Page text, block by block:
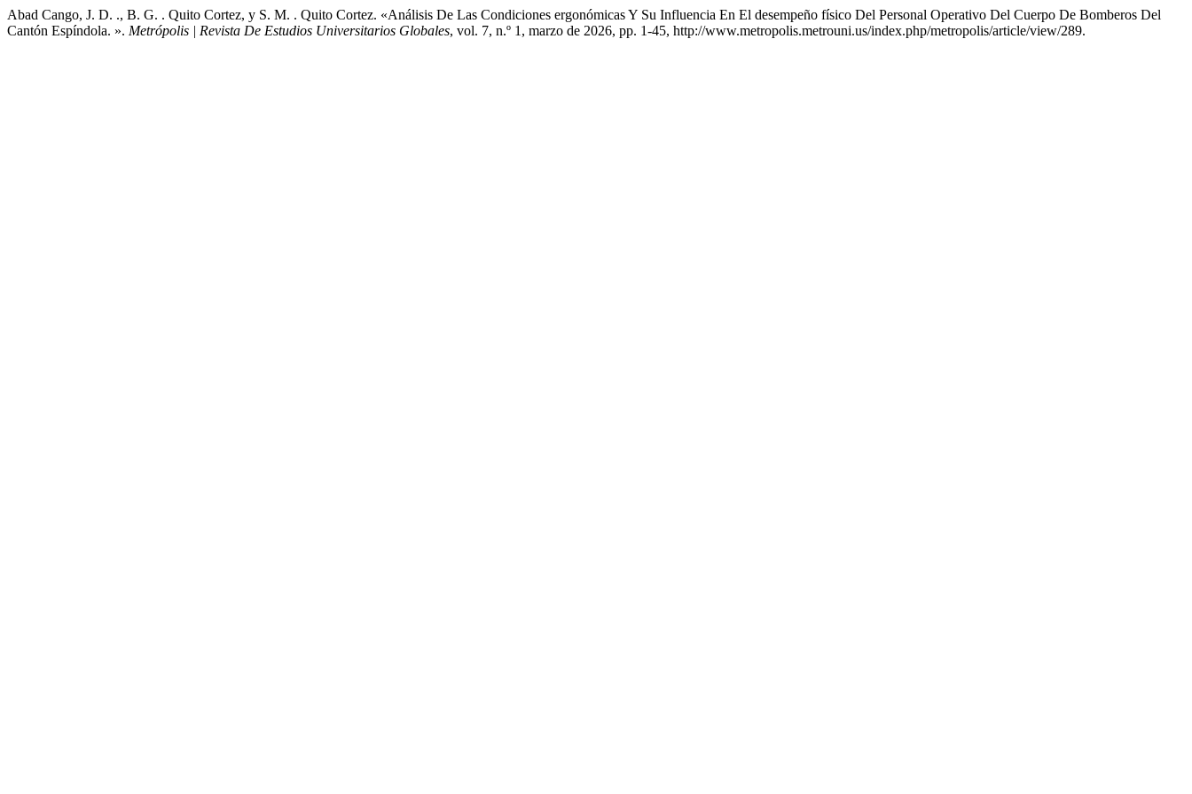
Abad Cango, J. D. ., B. G. . Quito Cortez, y S. M. . Quito Cortez. «Análisis De Las Condiciones ergonómicas Y Su Influencia En El desempeño físico Del Personal Operativo Del Cuerpo De Bomberos Del
Cantón Espíndola. ». Metrópolis | Revista De Estudios Universitarios Globales, vol. 7, n.º 1, marzo de 2026, pp. 1-45, http://www.metropolis.metrouni.us/index.php/metropolis/article/view/289.